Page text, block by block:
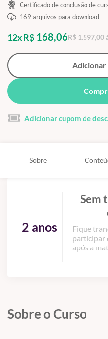
Certificado de conclusão de
169 arquivos para download
12x R$ 168,06R$ 1.597,00
Adicionar
Adicionar cupom de
Sobre
2 anos
Sem
Fique
participar
após a
Sobre o Curso